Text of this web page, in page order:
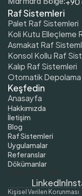
Raf Sistemleri
Palet Raf Sistemleri
Koli Kutu Elleçleme
Asmakat Raf
Konsol Kollu Raf
Kalıp Raf Sistemleri
Otomatik
Keşfedin
Anasayfa
Hakkımızda
İletişim
Blog
Raf Sistemleri
Uygulamalar
Referanslar
Dökümanlar
LinkedIn
Kişisel Verilen Korunması